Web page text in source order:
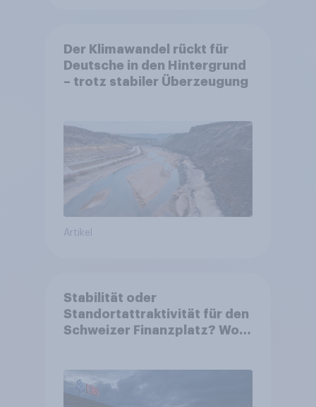
Der Klimawandel rückt für
Deutsche in den Hintergrund
– trotz stabiler Überzeugung
Artikel
Stabilität oder
Standortattraktivität für den
Schweizer Finanzplatz? Wo
von Grossbanken steht